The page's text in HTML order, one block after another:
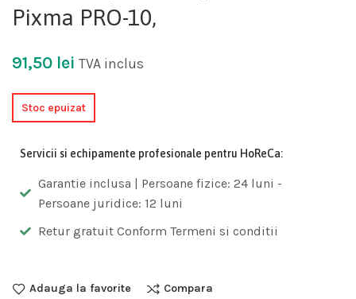
Pixma PRO-10,
91,50 lei TVA inclus
Stoc epuizat
Servicii si echipamente profesionale pentru HoReCa:
Garantie inclusa | Persoane fizice: 24 luni -
Persoane juridice: 12 luni
Retur gratuit Conform Termeni si conditii
Adauga la favorite Compara